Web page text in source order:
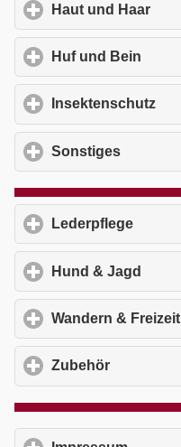
Haut und Haar
Huf und Bein
Insektenschutz
Sonstiges
Lederpflege
Hund & Jagd
Wandern & Freizeit
Zubehör